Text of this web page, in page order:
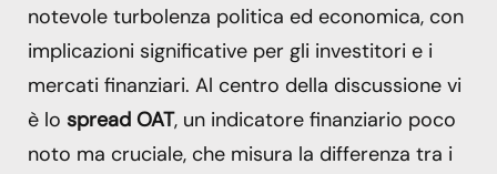
notevole turbolenza politica ed economica, con
implicazioni significative per gli investitori e i
mercati finanziari. Al centro della discussione vi
è lo spread OAT, un indicatore finanziario poco
noto ma cruciale, che misura la differenza tra i